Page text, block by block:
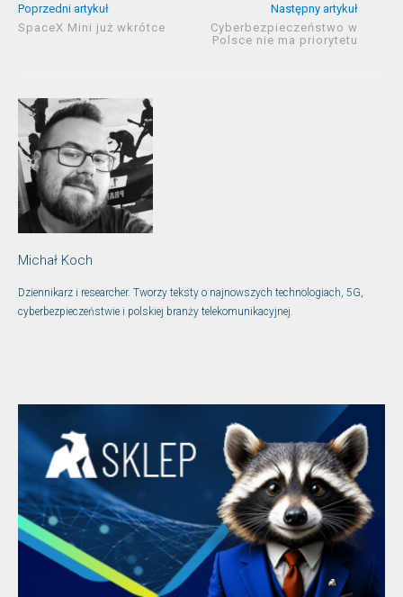
Poprzedni artykuł
SpaceX Mini już wkrótce
Następny artykuł
Cyberbezpieczeństwo w
Polsce nie ma priorytetu
Michał Koch
Dziennikarz i researcher. Tworzy teksty o najnowszych technologiach, 5G,
cyberbezpieczeństwie i polskiej branży telekomunikacyjnej.